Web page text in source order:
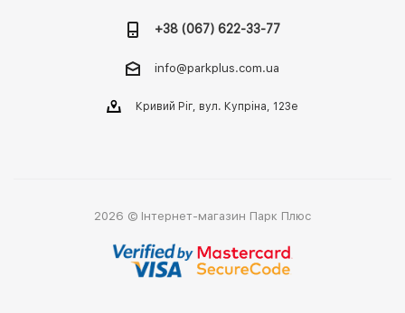
+38 (067) 622-33-77
info@parkplus.com.ua
Кривий Ріг, вул. Купріна, 123е
2026 © Інтернет-магазин Парк Плюс